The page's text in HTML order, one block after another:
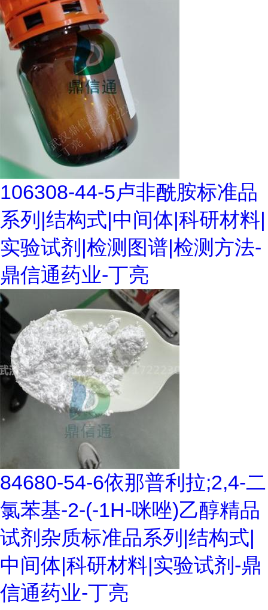
106308-44-5卢非酰胺标准品
系列|结构式|中间体|科研材料|
实验试剂|检测图谱|检测方法-
鼎信通药业-丁亮
84680-54-6依那普利拉;2,4-二
氯苯基-2-(-1H-咪唑)乙醇精品
试剂杂质标准品系列|结构式|
中间体|科研材料|实验试剂-鼎
信通药业-丁亮